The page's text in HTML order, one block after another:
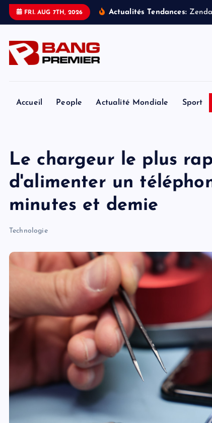
FRI. AUG 7TH, 2026 Actualités Tendances: Zenda
Accueil People Actualité Mondiale Sport
Le chargeur le plus
d'alimenter un
minutes et demie
Technologie